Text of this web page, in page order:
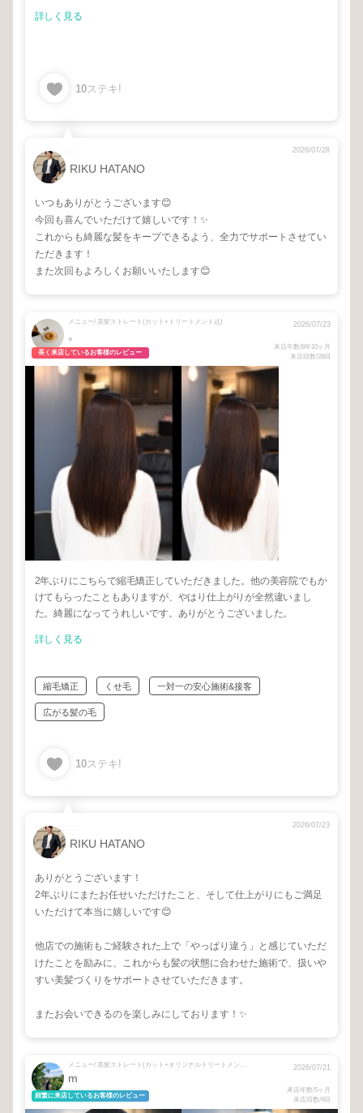
詳しく見る
10ステキ!
RIKU HATANO
2026/07/28
いつもありがとうございます😊
今回も喜んでいただけて嬉しいです！✨
これからも綺麗な髪をキープできるよう、全力でサポートさせてい
ただきます！
また次回もよろしくお願いいたします😊
メニュー/ 美髪ストレート(カット+トリートメント込)
。
長く来店しているお客様のレビュー
2026/07/23
来店年数/8年10ヶ月
来店回数/28回
2年ぶりにこちらで縮毛矯正していただきました。他の美容院でもか
けてもらったこともありますが、やはり仕上がりが全然違いまし
た。綺麗になってうれしいです。ありがとうございました。
詳しく見る
縮毛矯正 くせ毛 一対一の安心施術&接客
広がる髪の毛
10ステキ!
RIKU HATANO
2026/07/23
ありがとうございます！
2年ぶりにまたお任せいただけたこと、そして仕上がりにもご満足
いただけて本当に嬉しいです😊
他店での施術もご経験された上で「やっぱり違う」と感じていただ
けたことを励みに、これからも髪の状態に合わせた施術で、扱いや
すい美髪づくりをサポートさせていただきます。
またお会いできるのを楽しみにしております！✨
メニュー/ 美髪ストレート(カット+オリジナルトリートメント込)
m
頻繁に来店しているお客様のレビュー
2026/07/21
来店年数/5ヶ月
来店回数/4回